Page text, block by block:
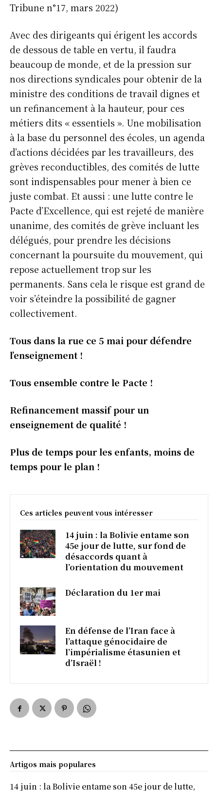
Tribune n°17, mars 2022)
Avec des dirigeants qui érigent les accords
de dessous de table en vertu, il faudra
beaucoup de monde, et de la pression sur
nos directions syndicales pour obtenir de la
ministre des conditions de travail dignes et
un refinancement à la hauteur, pour ces
métiers dits « essentiels ». Une mobilisation
à la base du personnel des écoles, un agenda
d’actions décidées par les travailleurs, des
grèves reconductibles, des comités de lutte
sont indispensables pour mener à bien ce
juste combat. Et aussi : une lutte contre le
Pacte d’Excellence, qui est rejeté de manière
unanime, des comités de grève incluant les
délégués, pour prendre les décisions
concernant la poursuite du mouvement, qui
repose actuellement trop sur les
permanents. Sans cela le risque est grand de
voir s’éteindre la possibilité de gagner
collectivement.
Tous dans la rue ce 5 mai pour défendre
l’enseignement !
Tous ensemble contre le Pacte !
Refinancement massif pour un
enseignement de qualité !
Plus de temps pour les enfants, moins de
temps pour le plan !
Ces articles peuvent vous intéresser
14 juin : la Bolivie entame son
45e jour de lutte, sur fond de
désaccords quant à
l’orientation du mouvement
Déclaration du 1er mai
En défense de l’Iran face à
l’attaque génocidaire de
l’impérialisme étasunien et
d’Israël !
Artigos mais populares
14 juin : la Bolivie entame son 45e jour de lutte,